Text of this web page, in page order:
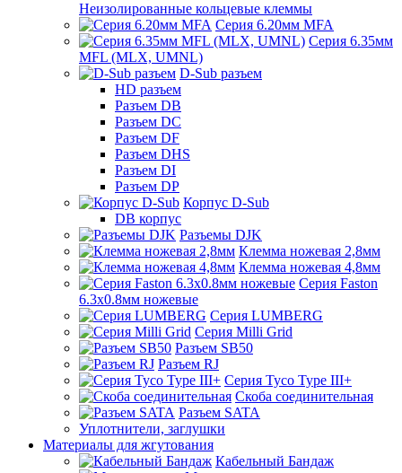
Неизолированные кольцевые клеммы
Серия 6.20мм MFA
Серия 6.35мм
MFL (MLX, UMNL)
D-Sub разъем
HD разъем
Разъем DB
Разъем DC
Разъем DF
Разъем DHS
Разъем DI
Разъем DP
Корпус D-Sub
DB корпус
Разъемы DJK
Клемма ножевая 2,8мм
Клемма ножевая 4,8мм
Серия Faston
6.3х0.8мм ножевые
Серия LUMBERG
Серия Milli Grid
Разъем SB50
Разъем RJ
Серия Tyco Type III+
Скоба соединительная
Разъем SATA
Уплотнители, заглушки
Материалы для жгутования
Кабельный Бандаж